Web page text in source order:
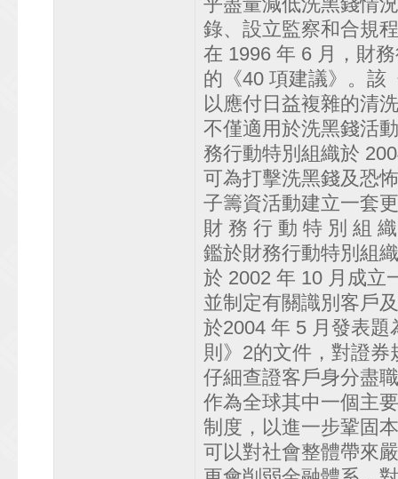
錄、設立監察和合規
在 1996 年 6 月，財
的《40 項建議》。該
以應付日益複雜的清
不僅適用於洗黑錢活
務行動特別組織於
可為打擊洗黑錢及恐
子籌資活動建立一套
財 務 行 動 特 別 組
鑑於財務行動特別組
於 2002 年 10 月成立
並制定有關識別客戶
於2004 年 5 月發表
則》2的文件，對證
仔細查證客戶身分盡
作為全球其中一個主
制度，以進一步鞏固
可以對社會整體帶來